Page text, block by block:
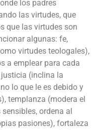
los padres
las virtudes, que
que las virtudes son
algunas: fe,
virtudes teologales),
a emplear para cada
(inclina la
lo que le es debido y
templanza (modera el
ordena al
pasiones), fortaleza